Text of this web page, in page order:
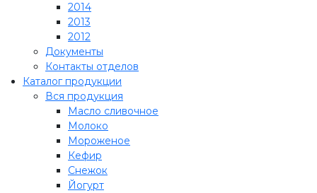
2014
2013
2012
Документы
Контакты отделов
Каталог продукции
Вся продукция
Масло сливочное
Молоко
Мороженое
Кефир
Снежок
Йогурт